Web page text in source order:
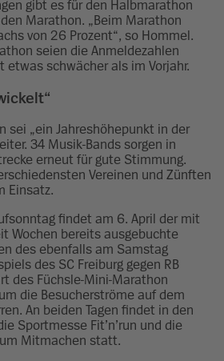
gibt es für den Halbmarathon
Marathon. „Beim Marathon
von 26 Prozent“, so Hommel.
seien die Anmeldezahlen
etwas schwächer als im Vorjahr.
sei „ein Jahreshöhepunkt in der
34 Musik-Bands sorgen in
erneut für gute Stimmung.
Vereinen und Zünften
Einsatz.
findet am 6. April der mit
Wochen bereits ausgebuchte
des ebenfalls am Samstag
des SC Freiburg gegen RB
des Füchsle-Mini-Marathon
die Besucherströme auf dem
An beiden Tagen findet in den
Sportmesse Fit’n’run und die
Mitmachen statt.